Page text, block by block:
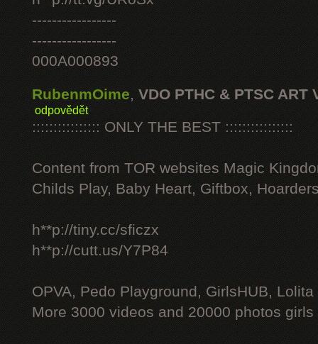
-----------------
-----------------
000A000893
RubenmOime, VDO PTHC & PTSC ART
odpovědět
:::::::::::::::: ONLY THE BEST ::::::::::::::::
Content from TOR websites Magic
Childs Play, Baby Heart, Giftbox,
h**p://tiny.cc/sficzx
h**p://cutt.us/Y7P84
OPVA, Pedo Playground, GirlsHUB, Lolita
More 3000 videos and 20000 photos